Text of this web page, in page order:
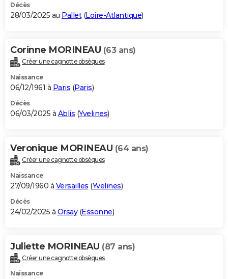
Décès
28/03/2025 au Pallet(Loire-Atlantique)
Corinne MORINEAU (63 ans)
Créer une cagnotte obsèques
Naissance
06/12/1961 à Paris (Paris)
Décès
06/03/2025 à Ablis (Yvelines)
Veronique MORINEAU (64 ans)
Créer une cagnotte obsèques
Naissance
27/09/1960 à Versailles (Yvelines)
Décès
24/02/2025 à Orsay(Essonne)
Juliette MORINEAU (87 ans)
Créer une cagnotte obsèques
Naissance